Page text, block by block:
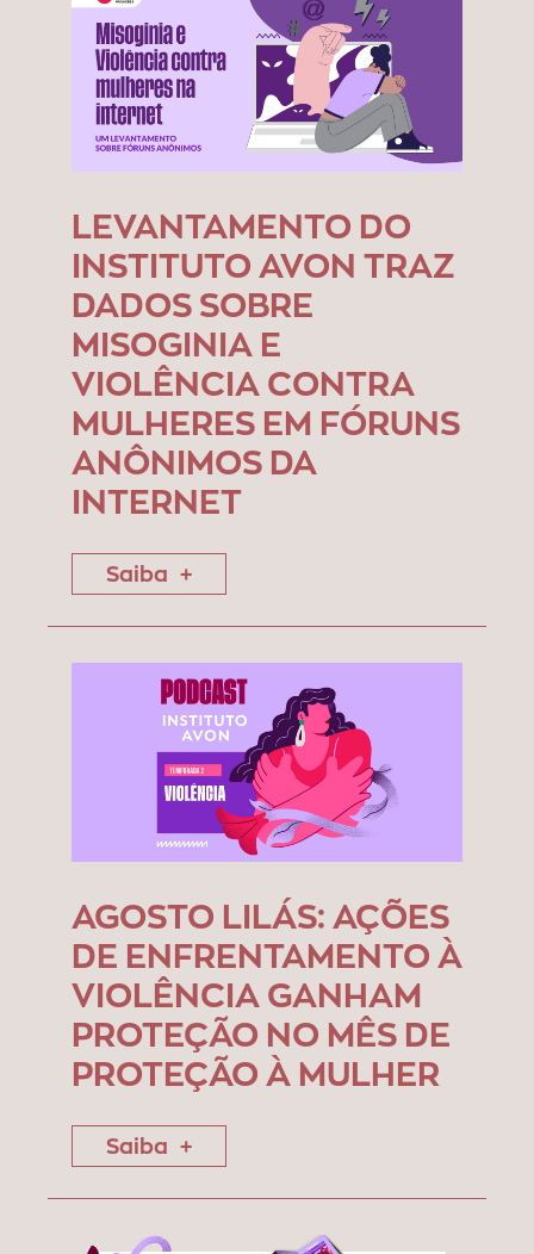
LEVANTAMENTO DO
INSTITUTO AVON TRAZ
DADOS SOBRE
MISOGINIA E
VIOLÊNCIA CONTRA
MULHERES EM FÓRUNS
ANÔNIMOS DA
INTERNET
Saiba
AGOSTO LILÁS: AÇÕES
DE ENFRENTAMENTO À
VIOLÊNCIA GANHAM
PROTEÇÃO NO MÊS DE
PROTEÇÃO À MULHER
Saiba